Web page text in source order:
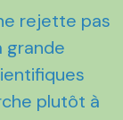
rejette pas
grande
plutôt à